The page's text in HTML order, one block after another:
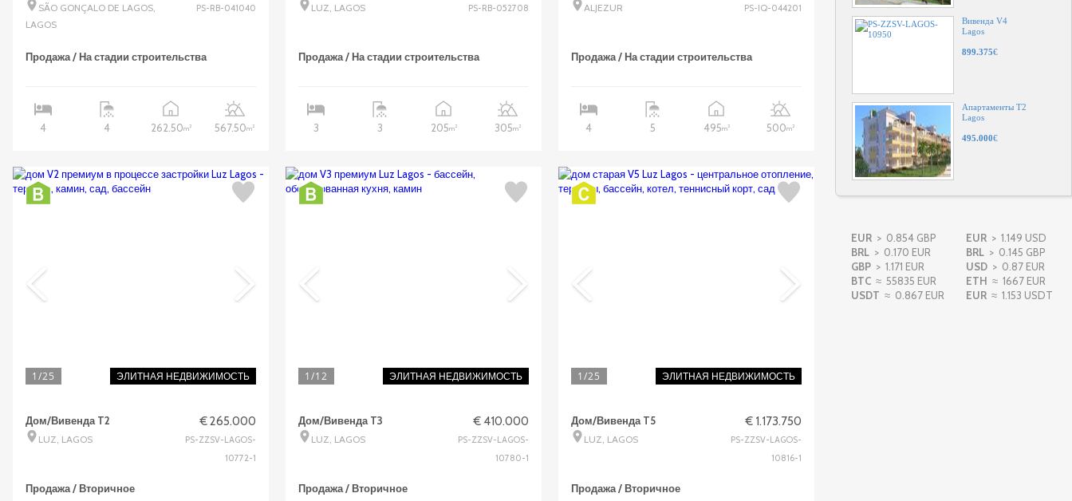
Вивенда V4
Lagos
899.375€
Апартаменты T2
Lagos
495.000€
Отель
Lagoa (Algarve)
EUR > 0.854 GBP
BRL > 0.170 EUR
GBP > 1.171 EUR
BTC ≈ 55835 EUR
USDT ≈ 0.867 EUR
EUR> 1.149 USD
BRL> 0.145 GBP
USD> 0.87 EUR
ETH ≈ 1667 EUR
EUR≈ 1.153 USDT
SÃO GONÇALO DE LAGOS,
LAGOS
PS-RB-041040
Продажа / На стадии строительства
4 4 262.50m2 567.50m2
LUZ, LAGOS PS-RB-052708
Продажа / На стадии строительства
3 3 205m2 305m2
ALJEZUR PS-IQ-044201
Продажа / На стадии строительства
4 5 495m2 500m2
1 /25 ЭЛИТНАЯ НЕДВИЖИМОСТЬ
Дом/Вивенда T2
LUZ, LAGOS
€ 265.000
PS-ZZSV-LAGOS-
10772-1
Продажа / Вторичное
1 /12 ЭЛИТНАЯ НЕДВИЖИМОСТЬ
Дом/Вивенда T3
LUZ, LAGOS
€ 410.000
PS-ZZSV-LAGOS-
10780-1
Продажа / Вторичное
1 /25 ЭЛИТНАЯ НЕДВИЖИМОСТЬ
Дом/Вивенда T5
LUZ, LAGOS
€ 1.173.750
PS-ZZSV-LAGOS-
10816-1
Продажа / Вторичное